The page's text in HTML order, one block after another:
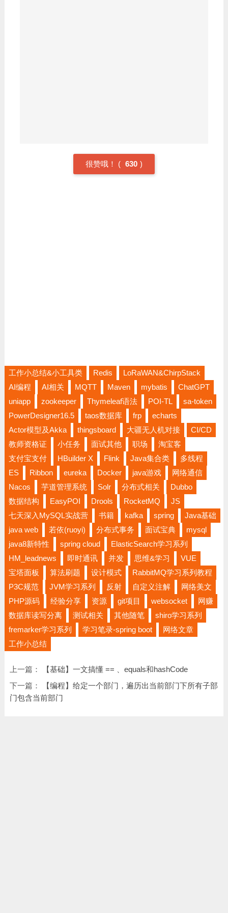
很赞哦！ ( 630 )
工作小总结&小工具类 Redis
LoRaWAN&ChirpStack
AI编程
AI相关 MQTT Maven mybatis
ChatGPT
uniapp
zookeeper Thymeleaf语法 POI-TL
sa-token
PowerDesigner16.5
taos数据库 frp
echarts
Actor模型及Akka
thingsboard 大疆无人机对接
CI/CD
教师资格证
小任务 面试其他 职场
淘宝客
支付宝支付
HBuilder X Flink Java集合类
多线程
ES
Ribbon eureka Docker java游戏
网络通信
Nacos
芋道管理系统 Solr 分布式相关
Dubbo
数据结构
EasyPOI Drools RocketMQ
JS
七天深入MySQL实战营
书籍 kafka spring
Java基础
java web
若依(ruoyi) 分布式事务 面试宝典
mysql
java8新特性
spring cloud
ElasticSearch学习系列
HM_leadnews
即时通讯 并发 思维&学习
VUE
宝塔面板
算法刷题 设计模式
RabbitMQ学习系列教程
P3C规范
JVM学习系列 反射 自定义注解
网络美文
PHP源码
经验分享 资源 git项目 websocket
网赚
数据库读写分离
测试相关 其他随笔
shiro学习系列
fremarker学习系列
学习笔录-spring boot
网络文章
工作小总结
上一篇：
【基础】一文搞懂 == 、equals和hashCode
下一篇：
【编程】给定一个部门，遍历出当前部门下所有子部
门包含当前部门